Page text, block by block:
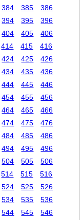
384 385
386
394 395
396
404 405
406
414 415
416
424 425
426
434 435
436
444 445
446
454 455
456
464 465
466
474 475
476
484 485
486
494 495
496
504 505
506
514 515
516
524 525
526
534 535
536
544 545
546